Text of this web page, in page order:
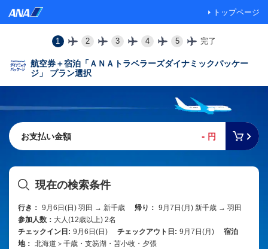
トップページ
1 2 3 4 5 完了
航空券＋宿泊「ＡＮＡトラベラーズダイナミックパッケー
ジ」 プラン選択
お支払い金額 - 円
現在の検索条件
行き： 9月6日(日) 羽田 → 新千歳 帰り： 9月7日(月) 新千歳 → 羽田
参加人数： 大人(12歳以上) 2名
チェックイン日: 9月6日(日) チェックアウト日: 9月7日(月)
宿泊
地： 北海道＞千歳・支笏湖・苫小牧・夕張